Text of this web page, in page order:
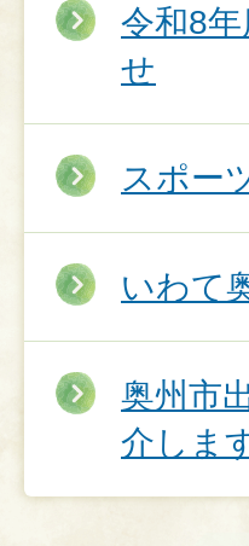
令和8
せ
スポー
いわて
奥州市
介しま